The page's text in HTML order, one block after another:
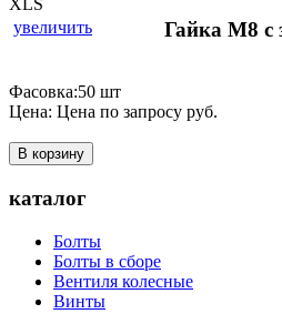
увеличить Гайка М8 с
Фасовка:50 шт
Цена: Цена по запросу руб.
В корзину
каталог
Болты
Болты в сборе
Вентиля колесные
Винты